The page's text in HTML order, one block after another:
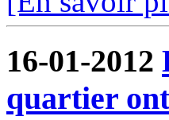
16-01-2012
quartier